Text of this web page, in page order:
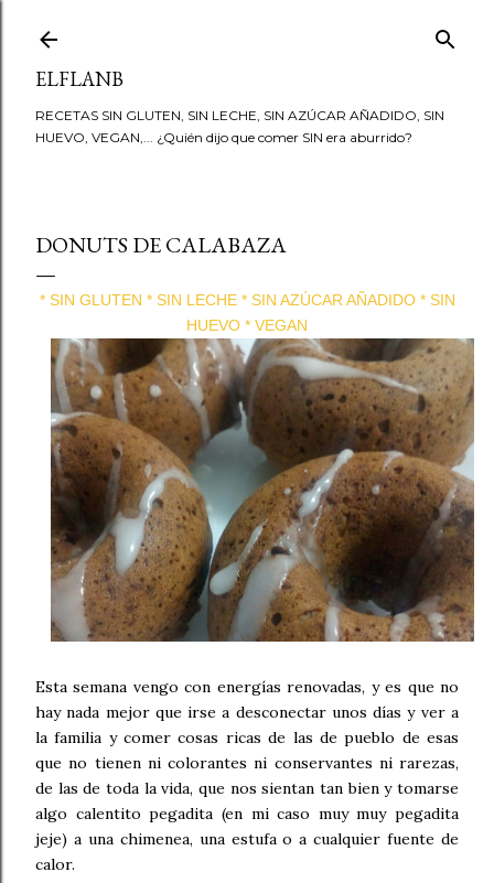
ELFLANB
RECETAS SIN GLUTEN, SIN LECHE, SIN AZÚCAR AÑADIDO, SIN
HUEVO, VEGAN,... ¿Quién dijo que comer SIN era aburrido?
DONUTS DE CALABAZA
* SIN GLUTEN * SIN LECHE * SIN AZÚCAR AÑADIDO * SIN
HUEVO * VEGAN
Esta semana vengo con energías renovadas, y es que no
hay nada mejor que irse a desconectar unos días y ver a
la familia y comer cosas ricas de las de pueblo de esas
que no tienen ni colorantes ni conservantes ni rarezas,
de las de toda la vida, que nos sientan tan bien y tomarse
algo calentito pegadita (en mi caso muy muy pegadita
jeje) a una chimenea, una estufa o a cualquier fuente de
calor.